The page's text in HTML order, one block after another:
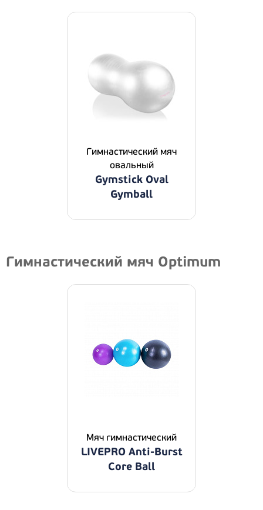
Гимнастический мяч
овальный
Gymstick Oval
Gymball
Гимнастический мяч Optimum
Мяч гимнастический
LIVEPRO Anti-Burst
Core Ball